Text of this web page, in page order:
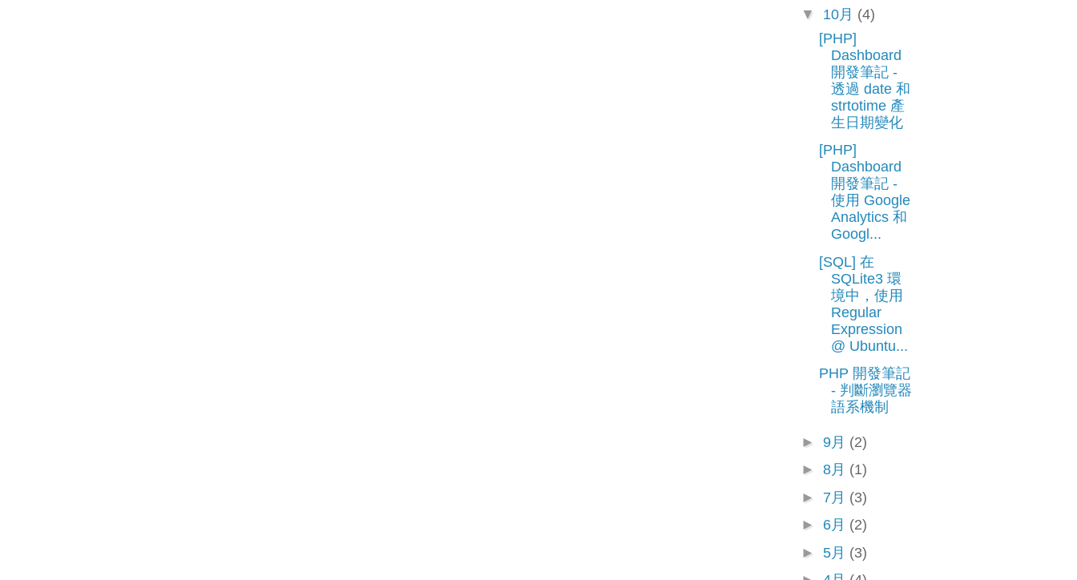
▼ 10月 (4)
[PHP]
Dashboard
開發筆記 -
透過 date 和
strtotime 產
生日期變化
[PHP]
Dashboard
開發筆記 -
使用 Google
Analytics 和
Googl...
[SQL] 在
SQLite3 環
境中，使用
Regular
Expression
@ Ubuntu...
PHP 開發筆記
- 判斷瀏覽器
語系機制
► 9月 (2)
► 8月 (1)
► 7月 (3)
► 6月 (2)
► 5月 (3)